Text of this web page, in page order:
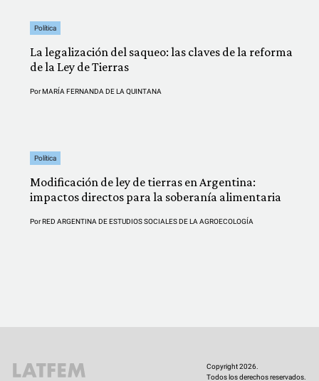
Política
La legalización del saqueo: las claves de la reforma
de la Ley de Tierras
PorMARÍA FERNANDA DE LA QUINTANA
Política
Modificación de ley de tierras en Argentina:
impactos directos para la soberanía alimentaria
PorRED ARGENTINA DE ESTUDIOS SOCIALES DE LA AGROECOLOGÍA
Copyright 2026.
Todos los derechos reservados.